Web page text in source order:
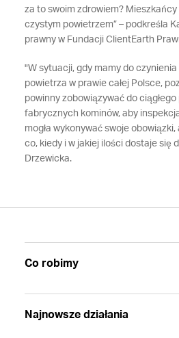
za to swoim zdrowiem?
czystym powietrzem” – podkreśla
prawny w Fundacji ClientEarth
"W sytuacji, gdy mamy do
powietrza w prawie całej Polsce,
powinny zobowiązywać do
fabrycznych kominów, aby
mogła wykonywać swoje
co, kiedy i w jakiej ilości dostaje się
Drzewicka.
Co robimy
Najnowsze działania